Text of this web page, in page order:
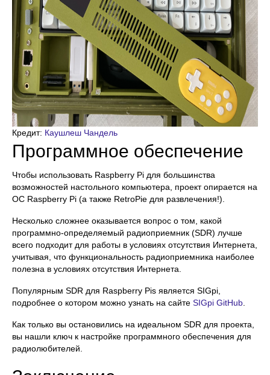
Кредит: Каушлеш Чандель
Программное обеспечение
Чтобы использовать Raspberry Pi для большинства
возможностей настольного компьютера, проект опирается на
ОС Raspberry Pi (а также RetroPie для развлечения!).
Несколько сложнее оказывается вопрос о том, какой
программно-определяемый радиоприемник (SDR) лучше
всего подходит для работы в условиях отсутствия Интернета,
учитывая, что функциональность радиоприемника наиболее
полезна в условиях отсутствия Интернета.
Популярным SDR для Raspberry Pis является SIGpi,
подробнее о котором можно узнать на сайте SIGpi GitHub.
Как только вы остановились на идеальном SDR для проекта,
вы нашли ключ к настройке программного обеспечения для
радиолюбителей.